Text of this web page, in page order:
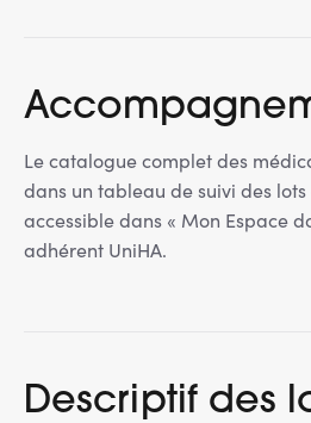
Le catalogue complet des
dans un tableau de suivi des
accessible dans « Mon Espace
adhérent UniHA.
Descriptif des